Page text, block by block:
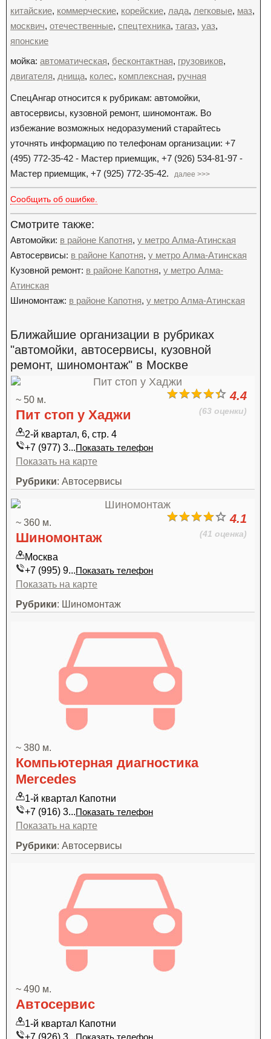
китайские, коммерческие, корейские, лада, легковые, маз,
москвич, отечественные, спецтехника, тагаз, уаз,
японские
мойка: автоматическая, бесконтактная, грузовиков,
двигателя, днища, колес, комплексная, ручная
СпецАнгар относится к рубрикам: автомойки,
автосервисы, кузовной ремонт, шиномонтаж. Во
избежание возможных недоразумений старайтесь
уточнять информацию по телефонам организации: +7
(495) 772-35-42 - Мастер приемщик, +7 (926) 534-81-97 -
Мастер приемщик, +7 (925) 772-35-42.
далее >>>
Сообщить об ошибке.
Смотрите также:
Автомойки: в районе Капотня, у метро Алма-Атинская
Автосервисы: в районе Капотня, у метро Алма-Атинская
Кузовной ремонт: в районе Капотня, у метро Алма-
Атинская
Шиномонтаж: в районе Капотня, у метро Алма-Атинская
Ближайшие организации в рубриках
"автомойки, автосервисы, кузовной
ремонт, шиномонтаж" в Москве
4.4
(63 оценки)
~ 50 м.
Пит стоп у Хаджи
2-й квартал, 6, стр. 4
+7 (977) 3...Показать телефон
Показать на карте
Рубрики: Автосервисы
4.1
(41 оценка)
~ 360 м.
Шиномонтаж
Москва
+7 (995) 9...Показать телефон
Показать на карте
Рубрики: Шиномонтаж
~ 380 м.
Компьютерная диагностика
Mercedes
1-й квартал Капотни
+7 (916) 3...Показать телефон
Показать на карте
Рубрики: Автосервисы
~ 490 м.
Автосервис
1-й квартал Капотни
+7 (926) 3...